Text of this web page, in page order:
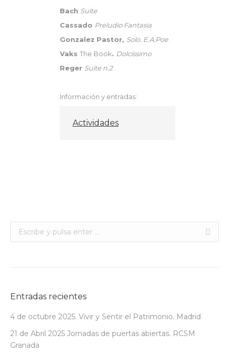
Bach Suite
Cassado Preludio Fantasia
Gonzalez Pastor, Solo. E.A.Poe
Vaks The Book. Dolcissimo
Reger Suite n.2
Información y entradas:
Actividades
Buscar:
Entradas recientes
4 de octubre 2025. Vivir y Sentir el Patrimonio. Madrid
21 de Abril 2025 Jornadas de puertas abiertas. RCSM
Granada